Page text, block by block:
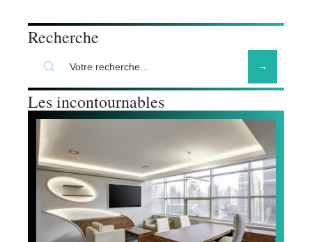
Recherche
Les incontournables